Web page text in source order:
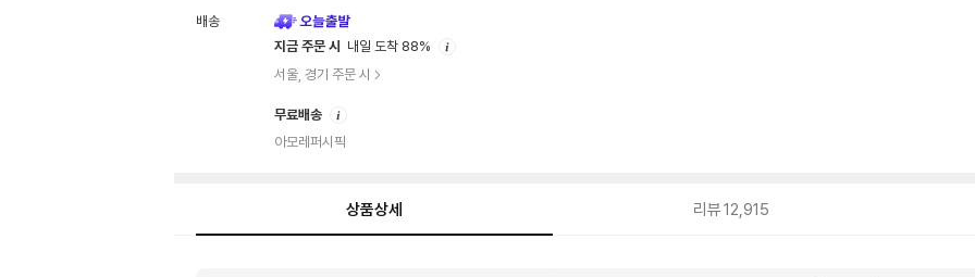
배송
지금 주문 시
내일 도착 88%
서울, 경기 주문 시
무료배송
아모레퍼시픽
상품상세 리뷰12,915